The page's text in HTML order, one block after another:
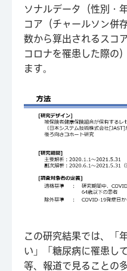
ソナルデータ（性別・
コア（チャールソン併
数から算出されるスコ
コロナを罹患した際の
ます。
この研究結果では、「
い」「糖尿病に罹患し
等、報道で見ることの